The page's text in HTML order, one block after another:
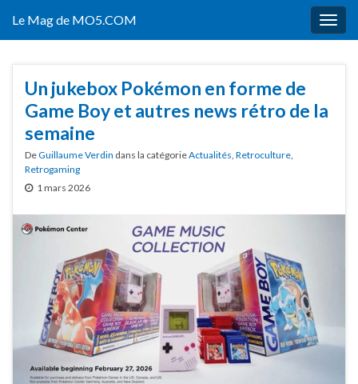
Le Mag de MO5.COM
Un jukebox Pokémon en forme de
Game Boy et autres news rétro de la
semaine
DeGuillaume Verdin dans la catégorieActualités, Retroculture,
Retrogaming
1 mars 2026